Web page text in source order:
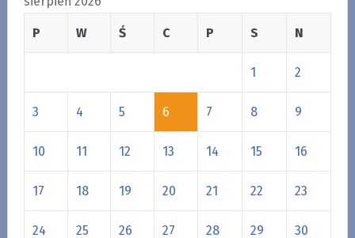
P W Ś C P S N
1 2
3 4 5 6 7 8 9
10 11 12 13 14 15 16
17 18 19 20 21 22 23
24 25 26 27 28 29 30